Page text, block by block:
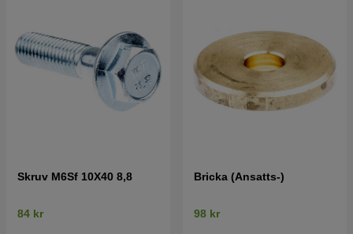
Skruv M6Sf 10X40 8,8
84 kr
Bricka (Ansatts-)
98 kr